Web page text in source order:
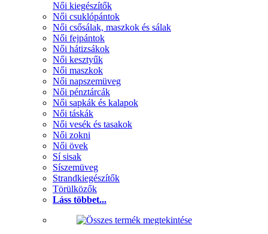
Női kiegészítők
Női csuklópántok
Női csősálak, maszkok és sálak
Női fejpántok
Női hátizsákok
Női kesztyűk
Női maszkok
Női napszemüveg
Női pénztárcák
Női sapkák és kalapok
Női táskák
Női vesék és tasakok
Női zokni
Női övek
Sí sisak
Síszemüveg
Strandkiegészítők
Törülközők
Láss többet...